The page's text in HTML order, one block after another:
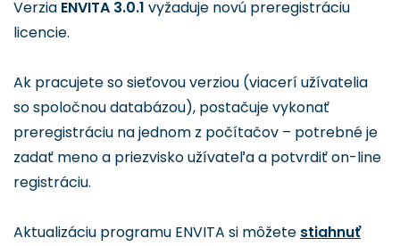
Verzia ENVITA 3.0.1 vyžaduje novú preregistráciu
licencie.
Ak pracujete so sieťovou verziou (viacerí užívatelia
so spoločnou databázou), postačuje vykonať
preregistráciu na jednom z počítačov – potrebné je
zadať meno a priezvisko užívateľa a potvrdiť on-line
registráciu.
Aktualizáciu programu ENVITA si môžete stiahnuť